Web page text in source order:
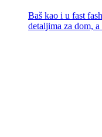
Baš kao i u fast
detaljima za dom,